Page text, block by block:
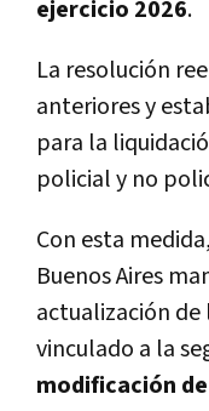
ejercicio 2026.
La resolución
anteriores y
para la
policial y no
Con esta
Buenos Aires
actualización de
vinculado a la
modificación